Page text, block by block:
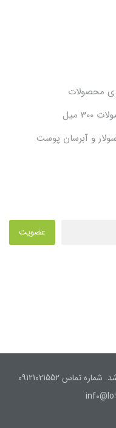
محصولات
میل
سولار و آبرسان پوست
عضویت
تماس 09121021552